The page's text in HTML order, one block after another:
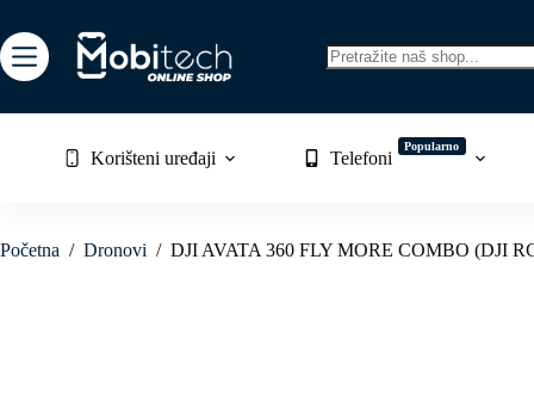
to
content
Korišteni uređaji Telefoni
Popularno
Početna / Dronovi / DJI AVATA 360 FLY MORE COMBO (DJI